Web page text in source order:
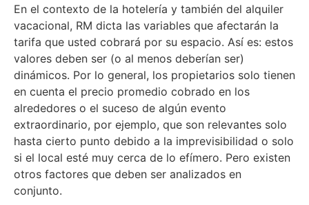
En el contexto de la hotelería y también del alquiler
vacacional, RM dicta las variables que afectarán la
tarifa que usted cobrará por su espacio. Así es: estos
valores deben ser (o al menos deberían ser)
dinámicos. Por lo general, los propietarios solo tienen
en cuenta el precio promedio cobrado en los
alrededores o el suceso de algún evento
extraordinario, por ejemplo, que son relevantes solo
hasta cierto punto debido a la imprevisibilidad o solo
si el local esté muy cerca de lo efímero. Pero existen
otros factores que deben ser analizados en
conjunto.